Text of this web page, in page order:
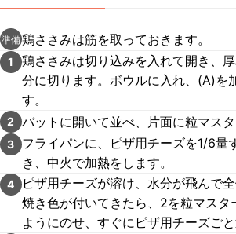
準備鶏ささみは筋を取っておきます。
1
鶏ささみは切り込みを入れて開き、
分に切ります。ボウルに入れ、(A)を
す。
2 バットに開いて並べ、片面に粒マスタ
3
フライパンに、ピザ用チーズを1/6量
き、中火で加熱をします。
4
ピザ用チーズが溶け、水分が飛んで
焼き色が付いてきたら、2を粒マスタ
ようにのせ、すぐにピザ用チーズごと